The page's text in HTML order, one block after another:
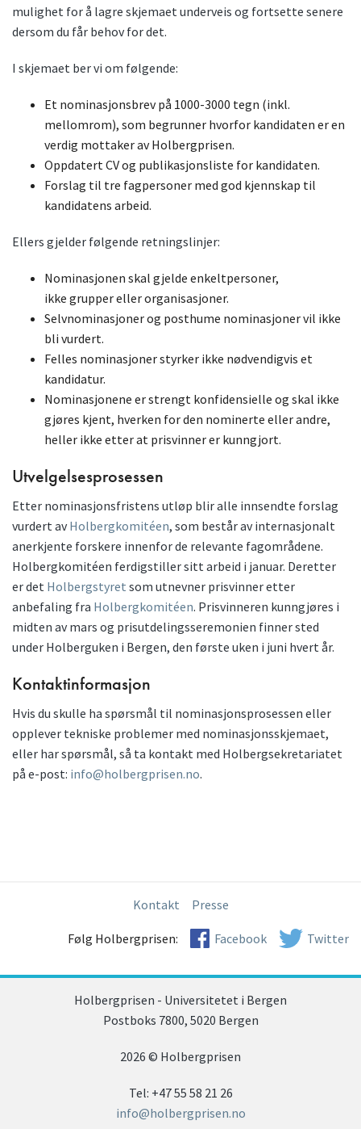
mulighet for å lagre skjemaet underveis og fortsette senere
dersom du får behov for det.
I skjemaet ber vi om følgende:
Et nominasjonsbrev på 1000-3000 tegn (inkl.
mellomrom), som begrunner hvorfor kandidaten er en
verdig mottaker av Holbergprisen.
Oppdatert CV og publikasjonsliste for kandidaten.
Forslag til tre fagpersoner med god kjennskap til
kandidatens arbeid.
Ellers gjelder følgende retningslinjer:
Nominasjonen skal gjelde enkeltpersoner,
ikke grupper eller organisasjoner.
Selvnominasjoner og posthume nominasjoner vil ikke
bli vurdert.
Felles nominasjoner styrker ikke nødvendigvis et
kandidatur.
Nominasjonene er strengt konfidensielle og skal ikke
gjøres kjent, hverken for den nominerte eller andre,
heller ikke etter at prisvinner er kunngjort.​
Utvelgelsesprosessen
Etter nominasjonsfristens utløp blir alle innsendte forslag
vurdert avHolbergkomitéen, som består av internasjonalt
anerkjente forskere innenfor de relevante fagområdene.
Holbergkomitéen ferdigstiller sitt arbeid i januar. Deretter
er det Holbergstyret som utnevner prisvinner etter
anbefaling fra Holbergkomitéen. Prisvinneren kunngjøres i
midten av mars og prisutdelingsseremonien finner sted
under Holberguken i Bergen, den første uken i juni hvert år.
Kontaktinformasjon
Hvis du skulle ha spørsmål til nominasjonsprosessen eller
opplever tekniske problemer med nominasjonsskjemaet,
eller har spørsmål, så ta kontakt med Holbergsekretariatet
på e-post: info@holbergprisen.no.
Kontakt Presse
Følg Holbergprisen: Facebook Twitter
Holbergprisen - Universitetet i Bergen
Postboks 7800, 5020 Bergen
2026 © Holbergprisen
Tel: +47 55 58 21 26
info@holbergprisen.no